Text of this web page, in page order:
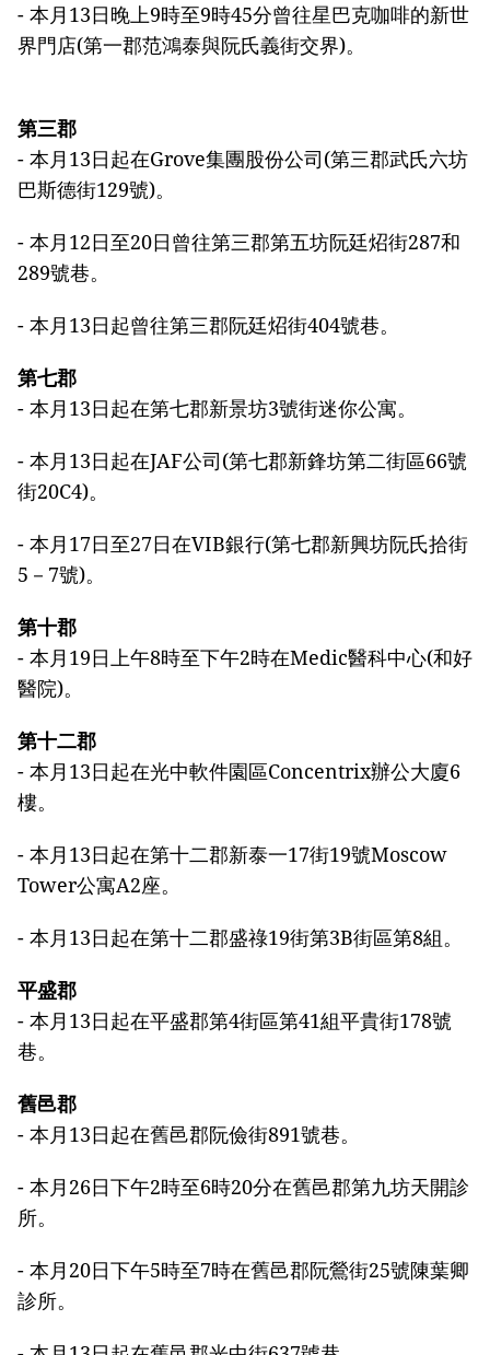
- 本月13日晚上9時至9時45分曾往星巴克咖啡的新世
界門店(第一郡范鴻泰與阮氏義街交界)。
第三郡
- 本月13日起在Grove集團股份公司(第三郡武氏六坊
巴斯德街129號)。
- 本月12日至20日曾往第三郡第五坊阮廷炤街287和
289號巷。
- 本月13日起曾往第三郡阮廷炤街404號巷。
第七郡
- 本月13日起在第七郡新景坊3號街迷你公寓。
- 本月13日起在JAF公司(第七郡新鋒坊第二街區66號
街20C4)。
- 本月17日至27日在VIB銀行(第七郡新興坊阮氏拾街
5－7號)。
第十郡
- 本月19日上午8時至下午2時在Medic醫科中心(和好
醫院)。
第十二郡
- 本月13日起在光中軟件園區Concentrix辦公大廈6
樓。
- 本月13日起在第十二郡新泰一17街19號Moscow
Tower公寓A2座。
- 本月13日起在第十二郡盛祿19街第3B街區第8組。
平盛郡
- 本月13日起在平盛郡第4街區第41組平貴街178號
巷。
舊邑郡
- 本月13日起在舊邑郡阮儉街891號巷。
- 本月26日下午2時至6時20分在舊邑郡第九坊天開診
所。
- 本月20日下午5時至7時在舊邑郡阮鶯街25號陳葉卿
診所。